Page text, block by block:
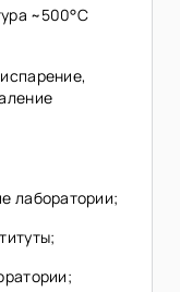
~500°C
лаборатории;